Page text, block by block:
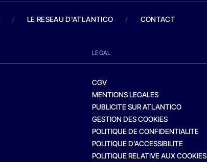
/ LE RESEAU D'ATLANTICO / CONTACT
LEGAL
CGV
MENTIONS LEGALES
PUBLICITE SUR ATLANTICO
GESTION DES COOKIES
POLITIQUE DE CONFIDENTIALITE
POLITIQUE D’ACCESSIBILITE
POLITIQUE RELATIVE AUX COOKIES